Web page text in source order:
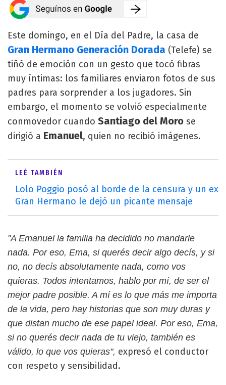
Este domingo, en el Día del Padre, la casa de
Gran Hermano Generación Dorada (Telefe) se
tiñó de emoción con un gesto que tocó fibras
muy íntimas: los familiares enviaron fotos de sus
padres para sorprender a los jugadores. Sin
embargo, el momento se volvió especialmente
conmovedor cuando Santiago del Moro se
dirigió a Emanuel, quien no recibió imágenes.
LEÉ TAMBIÉN
Lolo Poggio posó al borde de la censura y un ex
Gran Hermano le dejó un picante mensaje
"A Emanuel la familia ha decidido no mandarle
nada. Por eso, Ema, si querés decir algo decís, y si
no, no decís absolutamente nada, como vos
quieras. Todos intentamos, hablo por mí, de ser el
mejor padre posible. A mí es lo que más me importa
de la vida, pero hay historias que son muy duras y
que distan mucho de ese papel ideal. Por eso, Ema,
si no querés decir nada de tu viejo, también es
válido, lo que vos quieras", expresó el conductor
con respeto y sensibilidad.